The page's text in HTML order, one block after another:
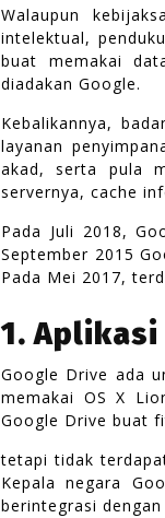
Walaupun
intelektual,
buat memakai
diadakan Google.
Kebalikannya,
layanan
akad, serta pula
servernya, cache
Pada Juli 2018,
September 2015
Pada Mei 2017,
1.
Google Drive ada
memakai OS X
Google Drive buat
tetapi tidak
Kepala negara
berintegrasi